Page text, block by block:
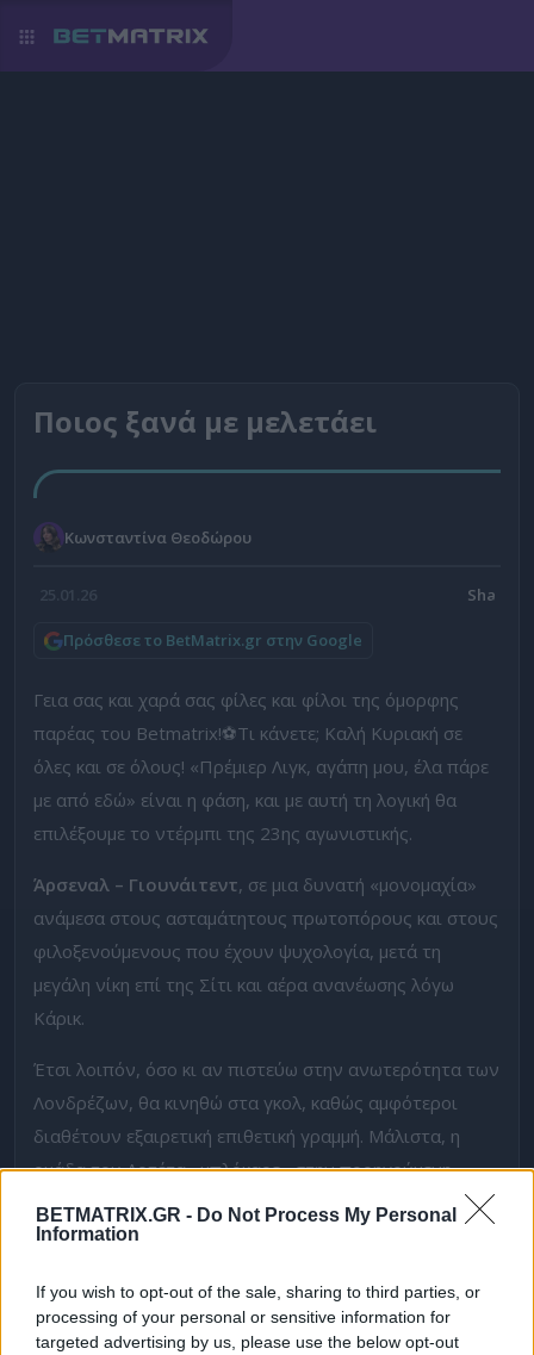
BETMATRIX.GR - Do Not Process My Personal
Information
If you wish to opt-out of the sale, sharing to third parties, or
processing of your personal or sensitive information for
targeted advertising by us, please use the below opt-out
Ποιος ξανά με μελετάει
Κωνσταντίνα Θεοδώρου
25.01.26
Πρόσθεσε το BetMatrix.gr στην Google
Γεια σας και χαρά σας φίλες και φίλοι της όμορφης
παρέας του Betmatrix!⚽Τι κάνετε; Καλή Κυριακή σε
όλες και σε όλους! «Πρέμιερ Λιγκ, αγάπη μου, έλα πάρε
με από εδώ» είναι η φάση, και με αυτή τη λογική θα
επιλέξουμε το ντέρμπι της 23ης αγωνιστικής.
Άρσεναλ – Γιουνάιτεντ, σε μια δυνατή «μονομαχία»
ανάμεσα στους ασταμάτητους πρωτοπόρους και στους
φιλοξενούμενους που έχουν ψυχολογία, μετά τη
μεγάλη νίκη επί της Σίτι και αέρα ανανέωσης λόγω
Κάρικ.
Έτσι λοιπόν, όσο κι αν πιστεύω στην ανωτερότητα των
Λονδρέζων, θα κινηθώ στα γκολ, καθώς αμφότεροι
διαθέτουν εξαιρετική επιθετική γραμμή. Μάλιστα, η
ομάδα του Αρτέτα «μπλόκαρε» στην προηγούμενη
στροφή απέναντι στη Νότιγχαμ (0-0), η οποία
«κλείστηκε», κάτι που δεν περιμένω να κάνουν οι
Προσφορά* με 1100 Δώρα* χωρίς κατάθεση*